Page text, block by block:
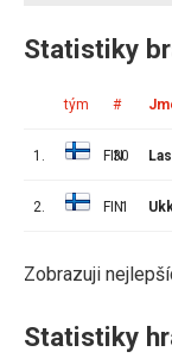
Statistiky
tým #
1. FIN30
2. FIN1
Zobrazuji
Statistiky